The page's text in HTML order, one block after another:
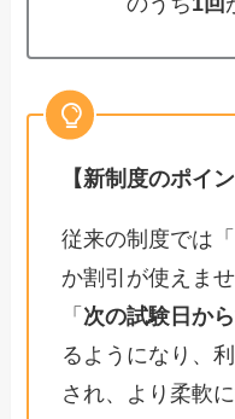
【新制度のポイン
従来の制度では
か割引が使えま
「 次の試験日か
るようになり、
され、より柔軟